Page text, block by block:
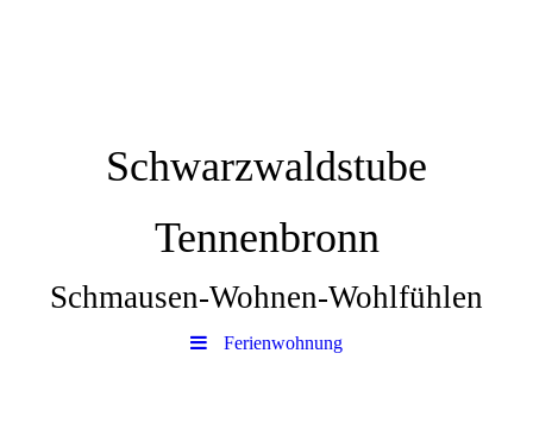
Schwarzwaldstube
Tennenbronn
Schmausen-Wohnen-Wohlfühlen
Ferienwohnung